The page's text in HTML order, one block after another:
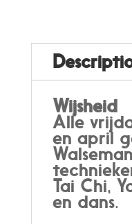
Wijsheid
Alle
en april
Tai Chi,
en dans.